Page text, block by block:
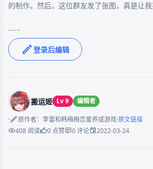
的制作。然后，这位群友发了张图，真是让我
......
登录后编辑
搬运姬 Lv 9 编辑者
· 原作者：李雷和韩梅梅恋爱养成游戏·原文链接
408 阅读
0 点赞 0 评论 2022-03-24